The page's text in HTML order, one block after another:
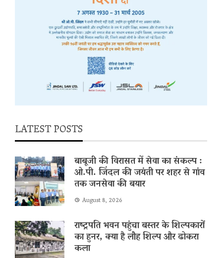
LATEST POSTS
बाबूजी की विरासत में सेवा का संकल्प :
ओ.पी. जिंदल की जयंती पर शहर से गांव
तक जनसेवा की बयार
August 8, 2026
राष्ट्रपति भवन पहुंचा बस्तर के शिल्पकारों
का हुनर, क्या है लौह शिल्प और ढोकरा
कला